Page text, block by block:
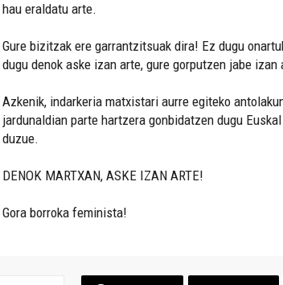
hau eraldatu arte.
Gure bizitzak ere garrantzitsuak dira! Ez dugu
dugu denok aske izan arte, gure gorputzen jabe
Azkenik, indarkeria matxistari aurre egiteko
jardunaldian parte hartzera gonbidatzen dugu
duzue.
DENOK MARTXAN, ASKE IZAN ARTE!
Gora borroka feminista!